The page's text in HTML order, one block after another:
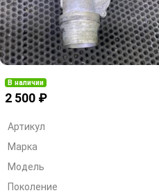
В наличии
2 500 ₽
Артикул
Марка
Модель
Поколение